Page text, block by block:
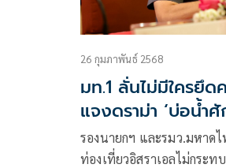
26 กุมภาพันธ์ 2568
มท.1 ลั่นไม่มีใครยึด
แจงดราม่า ‘บ่อน้ำ
รองนายกฯ และรมว.มหา
ท่องเที่ยวอิสราเอลไม่กระท